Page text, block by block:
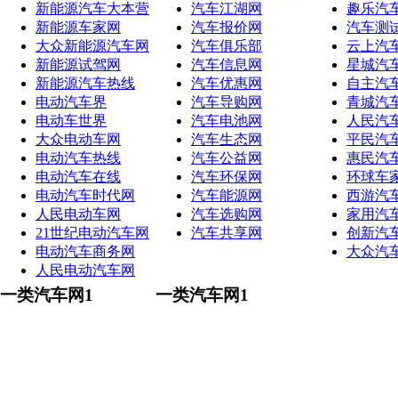
新能源汽车大本营
新能源车家网
大众新能源汽车网
新能源试驾网
新能源汽车热线
电动汽车界
电动车世界
大众电动车网
电动汽车热线
电动汽车在线
电动汽车时代网
人民电动车网
21世纪电动汽车网
电动汽车商务网
人民电动汽车网
汽车江湖网
汽车报价网
汽车俱乐部
汽车信息网
汽车优惠网
汽车导购网
汽车电池网
汽车生态网
汽车公益网
汽车环保网
汽车能源网
汽车选购网
汽车共享网
趣乐汽
汽车测
云上汽
星城汽
自主汽
青城汽
人民汽
平民汽
惠民汽
环球车
西游汽
家用汽
创新汽
大众汽
一类汽车网1 一类汽车网1